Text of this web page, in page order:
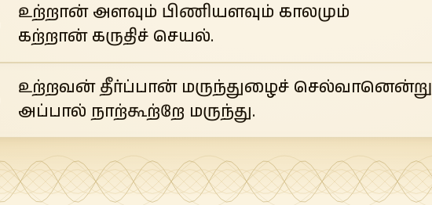
உற்றான் அளவும் பிணியளவும் காலமும்
கற்றான் கருதிச் செயல்.
உற்றவன் தீர்ப்பான் மருந்துழைச் செல்வானென்று
அப்பால் நாற்கூற்றே மருந்து.